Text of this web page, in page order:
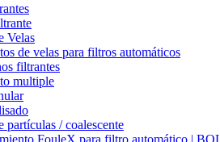
Velas
de velas para filtros automáticos
filtrantes
multiple
partículas / coalescente